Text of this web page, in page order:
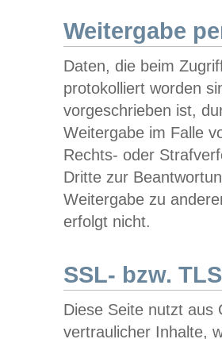
Weitergabe
Daten, die beim
protokolliert worden
vorgeschrieben ist,
Weitergabe im Falle
Rechts- oder
Dritte zur
Weitergabe zu
erfolgt nicht.
SSL- bzw.
Diese Seite nutzt aus
vertraulicher Inhalte,